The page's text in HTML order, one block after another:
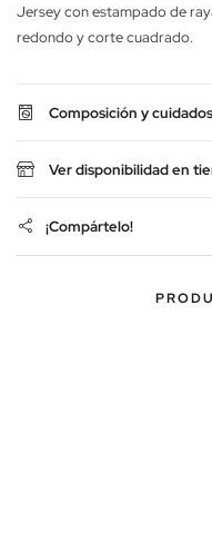
Jersey con estampado de
redondo y corte cuadrado.
Composición y cuidados
Ver disponibilidad en
¡Compártelo!